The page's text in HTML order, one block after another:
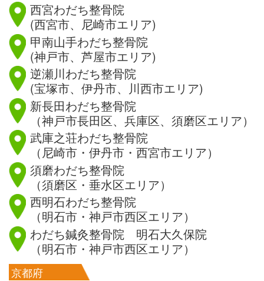
西宮わだち整骨院
(西宮市、尼崎市エリア)
甲南山手わだち整骨院
(神戸市、芦屋市エリア)
逆瀬川わだち整骨院
(宝塚市、伊丹市、川西市エリア)
新長田わだち整骨院
（神戸市長田区、兵庫区、須磨区エリア）
武庫之荘わだち整骨院
（尼崎市・伊丹市・西宮市エリア）
須磨わだち整骨院
（須磨区・垂水区エリア）
西明石わだち整骨院
（明石市・神戸市西区エリア）
わだち鍼灸整骨院 明石大久保院
（明石市・神戸市西区エリア）
京都府